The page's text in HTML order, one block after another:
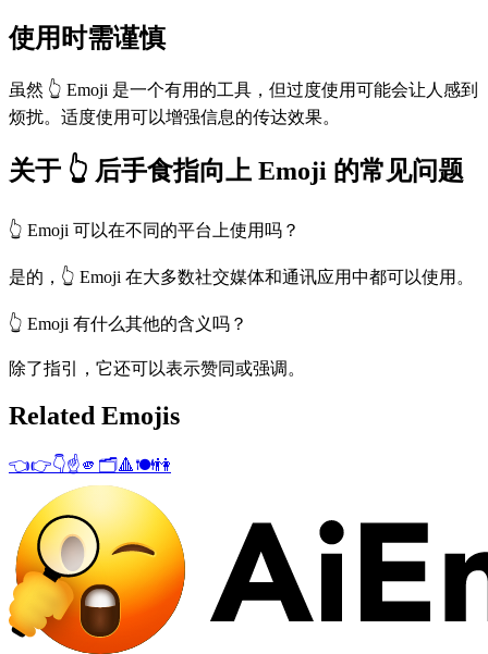
使用时需谨慎
虽然 👆 Emoji 是一个有用的工具，但过度使用可能会让人感到
烦扰。适度使用可以增强信息的传达效果。
关于 👆 后手食指向上 Emoji 的常见问题
👆 Emoji 可以在不同的平台上使用吗？
是的，👆 Emoji 在大多数社交媒体和通讯应用中都可以使用。
👆 Emoji 有什么其他的含义吗？
除了指引，它还可以表示赞同或强调。
Related Emojis
👈👉👇☝️🫵 🗂️🔺🍽️👫